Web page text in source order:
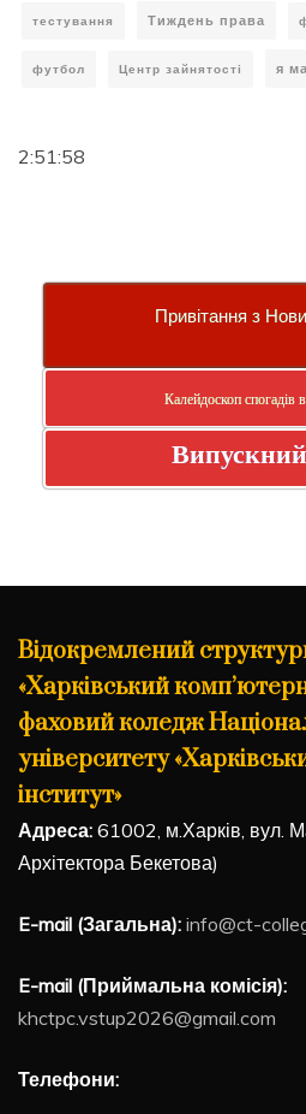
тестування Тиждень права
футбол Центр зайнятості я
2:51:59
Привітання з
Калейдоскоп спогадів
Відокремлений
«Харківський
фаховий коледж
університету
інститут»
Адреса: 61002, м.Харків, вул.
Архітектора Бекетова)
E-mail (Загальна): info@ct-
E-mail (Приймальна комісія):
khctpc.vstup2026@gmail.com
Телефони: